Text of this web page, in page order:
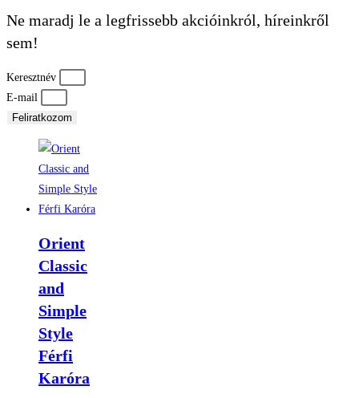
Ne maradj le a legfrissebb akcióinkról, híreinkről
sem!
Keresztnév
E-mail
Feliratkozom
Orient
Classic
and
Simple
Style
Férfi
Karóra